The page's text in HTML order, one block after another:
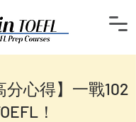
分心得】一戰102
！